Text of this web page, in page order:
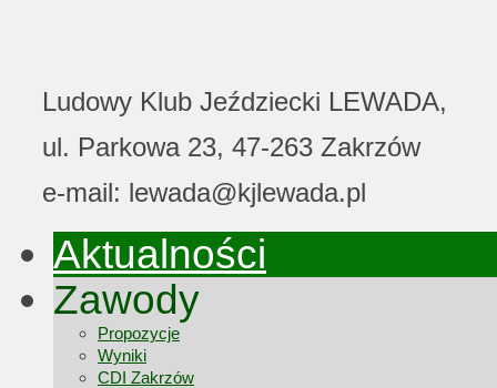
Ludowy Klub Jeździecki LEWADA,
ul. Parkowa 23, 47-263 Zakrzów
e-mail: lewada@kjlewada.pl
Aktualności
Zawody
Propozycje
Wyniki
CDI Zakrzów